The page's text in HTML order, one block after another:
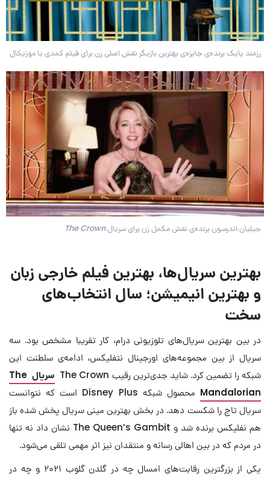
رزمند پایک برنده‌ی جایزه‌ی بهترین بازیگر نقش اصلی زن برای فیلم کمدی یا موزیکال
جیلیان اندرسون برنده‌ی نقش مکمل زن برای سریال The Crown
بهترین سریال‌ها، بهترین فیلم خارجی زبان
و بهترین انیمیشن؛ سال انتخاب‌های
سخت
در بین بهترین سریال‌های تلوزیونی درام، کار تقریبا مشخص بود. سه
سریال از بین مجموعه‌های اورجینال نتفلیکس، ادامه‌ی سلطنت این
شبکه را تضمین کرد. شاید جدی‌ترین رقیب The Crown
سریال The
Mandalorian
محصول شبکه Disney Plus است که نتوانست
سریال تاج را شکست دهد. در بخش بهترین مینی سریال پخش شده باز
هم نفلیکس برنده شد و The Queen’s Gambit نشان داد نه تنها
در مردم که در بین اهالی رسانه و منتقدان نیز اثر مهمی تلقی می‌شود.
یکی از بزرگترین رقابت‌های امسال چه در گلدن گلوب ۲۰۲۱ و چه در